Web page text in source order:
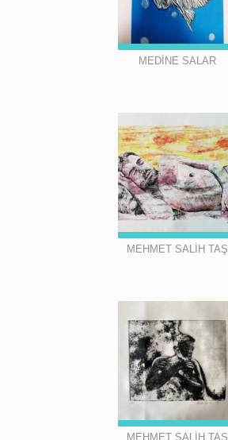
MEDİNE SALAR
MEHMET SALİH TAŞ
MEHMET SALİH TAŞ